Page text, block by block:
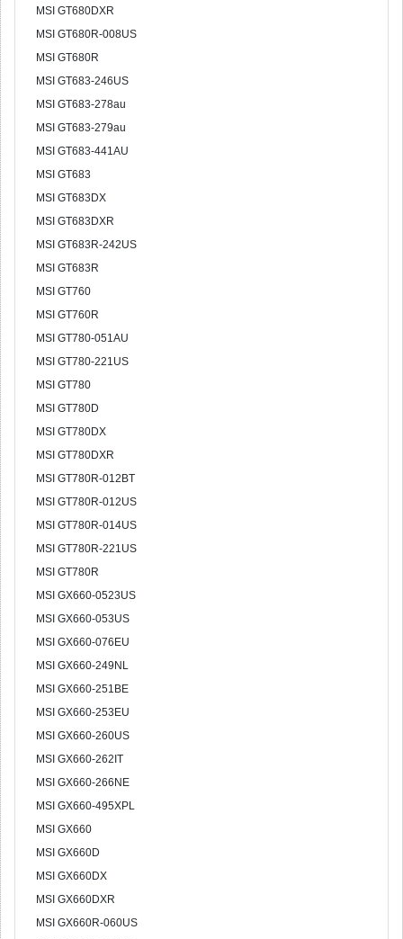
MSI GT680DXR
MSI GT680R-008US
MSI GT680R
MSI GT683-246US
MSI GT683-278au
MSI GT683-279au
MSI GT683-441AU
MSI GT683
MSI GT683DX
MSI GT683DXR
MSI GT683R-242US
MSI GT683R
MSI GT760
MSI GT760R
MSI GT780-051AU
MSI GT780-221US
MSI GT780
MSI GT780D
MSI GT780DX
MSI GT780DXR
MSI GT780R-012BT
MSI GT780R-012US
MSI GT780R-014US
MSI GT780R-221US
MSI GT780R
MSI GX660-0523US
MSI GX660-053US
MSI GX660-076EU
MSI GX660-249NL
MSI GX660-251BE
MSI GX660-253EU
MSI GX660-260US
MSI GX660-262IT
MSI GX660-266NE
MSI GX660-495XPL
MSI GX660
MSI GX660D
MSI GX660DX
MSI GX660DXR
MSI GX660R-060US